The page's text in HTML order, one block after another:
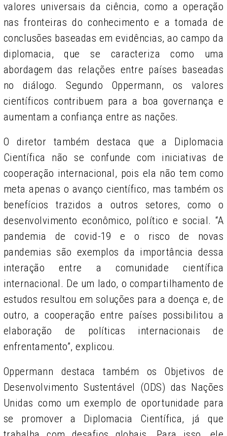
valores universais da ciência, como a operação
nas fronteiras do conhecimento e a tomada de
conclusões baseadas em evidências, ao campo da
diplomacia, que se caracteriza como uma
abordagem das relações entre países baseadas
no diálogo. Segundo Oppermann, os valores
científicos contribuem para a boa governança e
aumentam a confiança entre as nações.
O diretor também destaca que a Diplomacia
Científica não se confunde com iniciativas de
cooperação internacional, pois ela não tem como
meta apenas o avanço científico, mas também os
benefícios trazidos a outros setores, como o
desenvolvimento econômico, político e social. “A
pandemia de covid-19 e o risco de novas
pandemias são exemplos da importância dessa
interação entre a comunidade científica
internacional. De um lado, o compartilhamento de
estudos resultou em soluções para a doença e, de
outro, a cooperação entre países possibilitou a
elaboração de políticas internacionais de
enfrentamento”, explicou.
Oppermann destaca também os Objetivos de
Desenvolvimento Sustentável (ODS) das Nações
Unidas como um exemplo de oportunidade para
se promover a Diplomacia Científica, já que